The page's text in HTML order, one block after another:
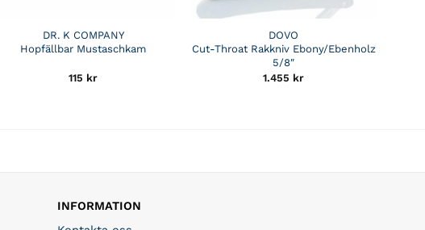
DR. K COMPANY
Hopfällbar Mustaschkam
115 kr
DOVO
Cut-Throat Rakkniv Ebony/Ebenholz
5/8″
1.455 kr
INFORMATION